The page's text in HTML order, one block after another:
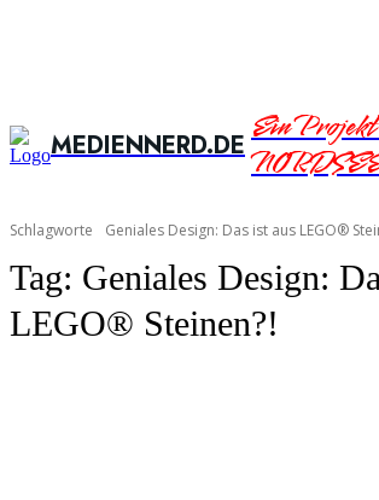
MEDIENNERD.DEEin
Schlagworte Geniales Design: Das ist aus LEGO®
Tag: Geniales Design:
LEGO® Steinen?!